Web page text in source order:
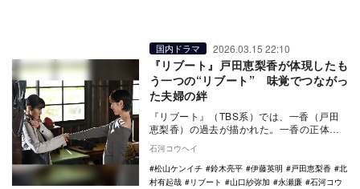
国内ドラマ 2026.03.15 22:10
『リブート』戸田恵梨香が体現したも
う一つの“リブート” 味覚でつながっ
た夫婦の絆
『リブート』（TBS系）では、一香（戸田
恵梨香）の過去が描かれた。一香の正体
たことが明らか…
石河コウヘイ
松山ケンイチ
鈴木亮平 伊藤英明 戸田恵梨香
北
村有起哉
リブート 山口紗弥加 永瀬廉
石河コウ